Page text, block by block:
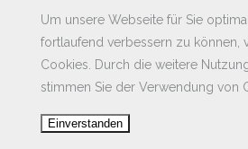
Um unsere Webseite für Sie
fortlaufend verbessern zu können,
Cookies. Durch die weitere
stimmen Sie der Verwendung von